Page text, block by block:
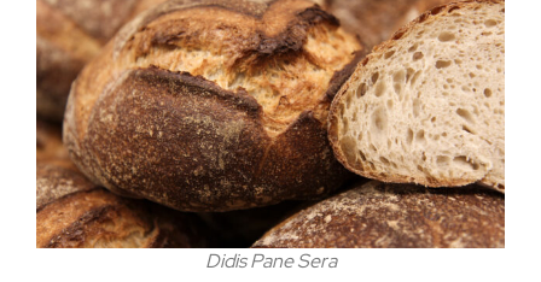
Didis Pane Sera